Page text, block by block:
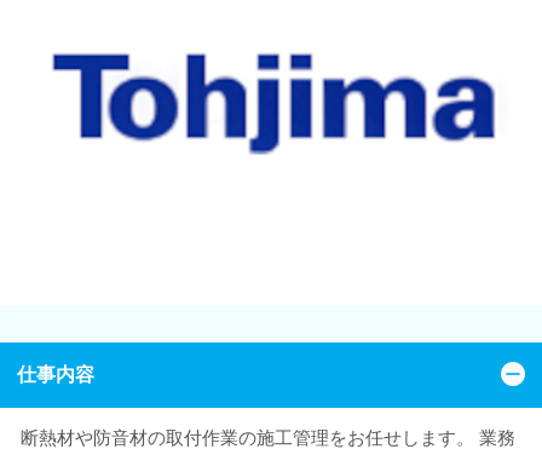
仕事内容
断熱材や防音材の取付作業の施工管理をお任せします。 業務